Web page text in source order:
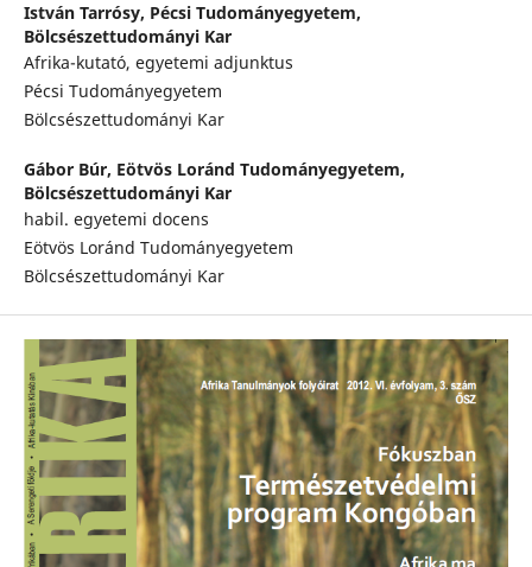
István Tarrósy, Pécsi Tudományegyetem,
Bölcsészettudományi Kar
Afrika-kutató, egyetemi adjunktus
Pécsi Tudományegyetem
Bölcsészettudományi Kar
Gábor Búr, Eötvös Loránd Tudományegyetem,
Bölcsészettudományi Kar
habil. egyetemi docens
Eötvös Loránd Tudományegyetem
Bölcsészettudományi Kar